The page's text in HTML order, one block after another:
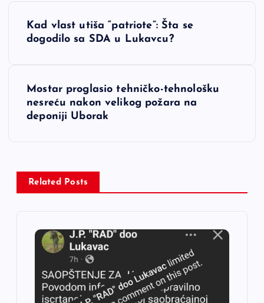
N
c
Kad vlast utiša “patriote”: Šta se
dogodilo sa SDA u Lukavcu?
Mostar proglasio tehničko-tehnološku
nesreću nakon velikog požara na
deponiji Uborak
Related Posts